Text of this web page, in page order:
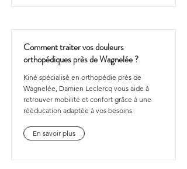
Comment traiter vos douleurs
orthopédiques près de Wagnelée ?
Kiné spécialisé en orthopédie près de
Wagnelée, Damien Leclercq vous aide à
retrouver mobilité et confort grâce à une
rééducation adaptée à vos besoins.
En savoir plus